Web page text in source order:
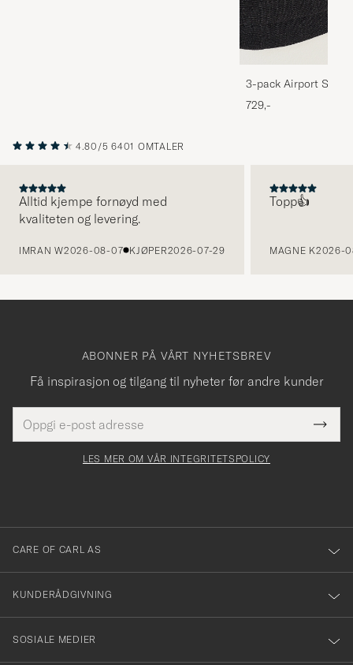
3-pack Airport
Melange
729,-
4.80/5 6401 OMTALER
Alltid kjempe fornøyd med
kvaliteten og levering.
IMRAN W2026-08-07 KJØPER2026-07-29
Topp👍
MAGNE K2026-
ABONNER PÅ VÅRT NYHETSBREV
Få inspirasjon og tilgang til nyheter før andre kunder
postadresse
felt
Tack
för
dig
till
vårt
nyhetsbrev!
LES MER OM VÅR INTEGRITETSPOLICY
CARE OF CARL AS
KUNDERÅDGIVNING
SOSIALE MEDIER